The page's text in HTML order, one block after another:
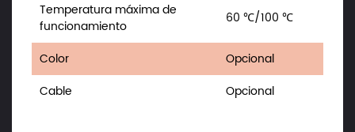
Temperatura máxima de
funcionamiento
60 ℃/100 ℃
Color
Opcional
Cable
Opcional